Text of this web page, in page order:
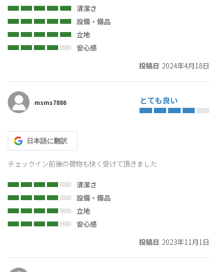
清潔さ
設備・備品
立地
安心感
投稿日 2024年4月18日
msms7886 とても良い
日本語に翻訳
チェックイン前後の荷物も快く受けて頂きました
清潔さ
設備・備品
立地
安心感
投稿日 2023年11月1日